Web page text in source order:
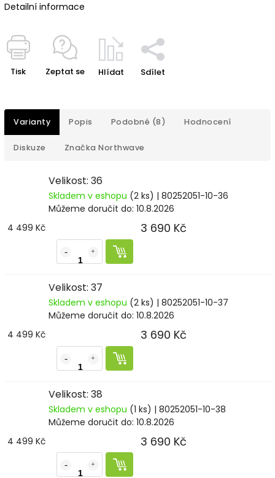
Detailní informace
Tisk Zeptat se Hlídat Sdílet
Varianty Popis Podobné (8) Hodnocení
Diskuze Značka Northwave
Velikost: 36
Skladem v eshopu (2 ks) | 80252051-10-36
Můžeme doručit do: 10.8.2026
4 499 Kč
3 690 Kč
Velikost: 37
Skladem v eshopu (2 ks) | 80252051-10-37
Můžeme doručit do: 10.8.2026
4 499 Kč
3 690 Kč
Velikost: 38
Skladem v eshopu (1 ks) | 80252051-10-38
Můžeme doručit do: 10.8.2026
4 499 Kč
3 690 Kč